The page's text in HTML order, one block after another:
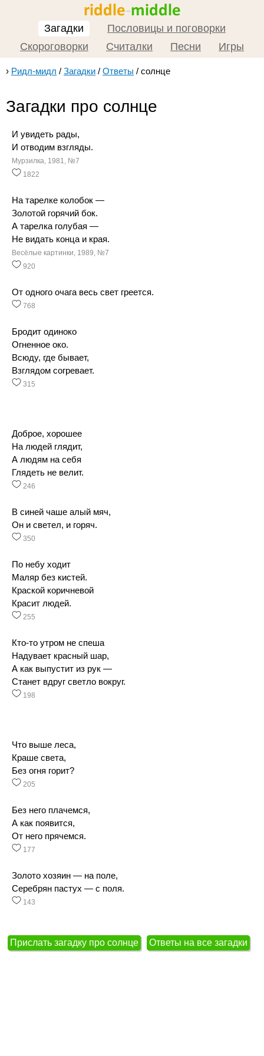
Загадки
Пословицы и поговорки
Скороговорки
Считалки Песни Игры
› Ридл-мидл / Загадки / Ответы / солнце
Загадки про солнце
И увидеть рады,
И отводим взгляды.
Мурзилка, 1981, №7
1822
На тарелке колобок —
Золотой горячий бок.
А тарелка голубая —
Не видать конца и края.
Весёлые картинки, 1989, №7
920
От одного очага весь свет греется.
768
Бродит одиноко
Огненное око.
Всюду, где бывает,
Взглядом согревает.
315
Доброе, хорошее
На людей глядит,
А людям на себя
Глядеть не велит.
246
В синей чаше алый мяч,
Он и светел, и горяч.
350
По небу ходит
Маляр без кистей.
Краской коричневой
Красит людей.
255
Кто-то утром не спеша
Надувает красный шар,
А как выпустит из рук —
Станет вдруг светло вокруг.
198
Что выше леса,
Краше света,
Без огня горит?
205
Без него плачемся,
А как появится,
От него прячемся.
177
Золото хозяин — на поле,
Серебрян пастух — с поля.
143
Прислать загадку про солнце Ответы на все загадки